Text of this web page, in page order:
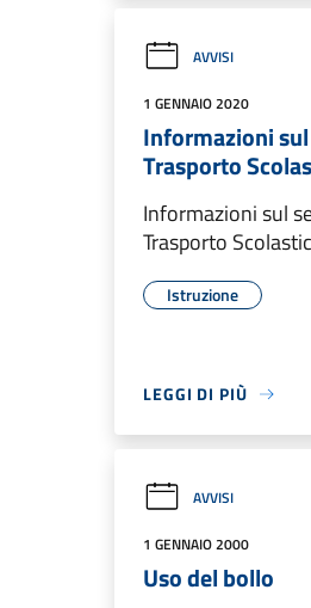
AVVISI
1 GENNAIO 2020
Informazioni
Trasporto
Informazioni sul
Trasporto
Istruzione
LEGGI DI PIÙ
AVVISI
1 GENNAIO 2000
Uso del bollo